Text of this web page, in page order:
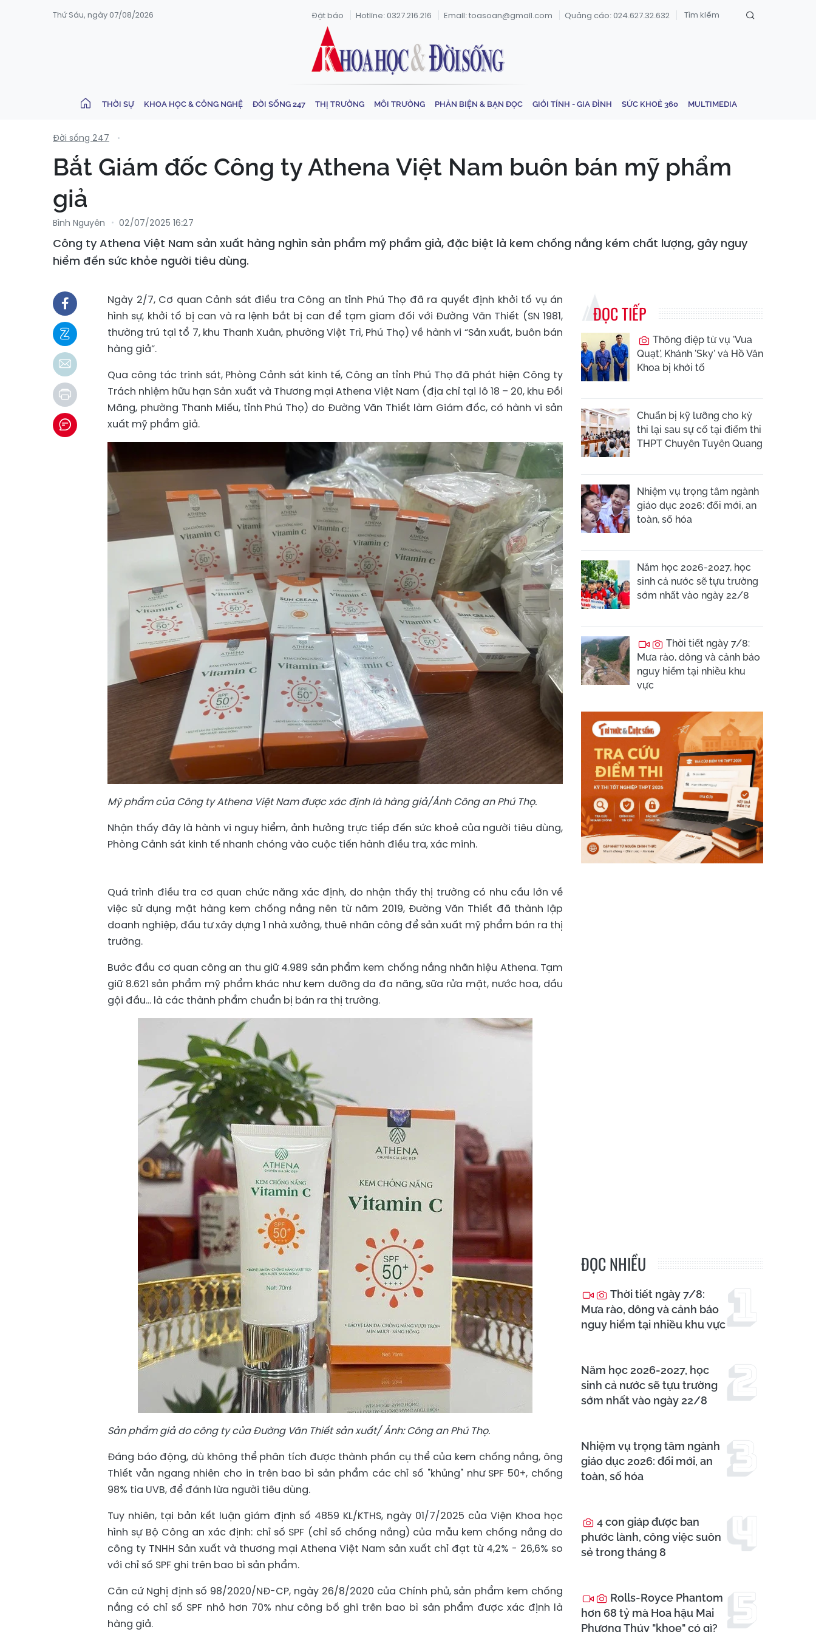
Thứ Sáu, ngày 07/08/2026 Đặt báo Hotline: 0327.216.216 Email: toasoan@gmail.com Quảng cáo: 024.627.32.632
THỜI SỰ KHOA HỌC & CÔNG NGHỆ ĐỜI SỐNG 247 THỊ TRƯỜNG MÔI TRƯỜNG PHẢN BIỆN & BẠN ĐỌC GIỚI TÍNH - GIA ĐÌNH SỨC KHOẺ 360 MULTIMEDIA
Đời sống 247
Bắt Giám đốc Công ty Athena Việt Nam buôn bán mỹ phẩm
giả
Bình Nguyên 02/07/2025 16:27
Công ty Athena Việt Nam sản xuất hàng nghìn sản phẩm mỹ phẩm giả, đặc biệt là kem chống nắng kém chất lượng, gây nguy
hiểm đến sức khỏe người tiêu dùng.
Ngày 2/7, Cơ quan Cảnh sát điều tra Công an tỉnh Phú Thọ đã ra quyết định khởi tố vụ án
hình sự, khởi tố bị can và ra lệnh bắt bị can để tạm giam đối với Đường Văn Thiết (SN 1981,
thường trú tại tổ 7, khu Thanh Xuân, phường Việt Trì, Phú Thọ) về hành vi “Sản xuất, buôn bán
hàng giả”.
Qua công tác trinh sát, Phòng Cảnh sát kinh tế, Công an tỉnh Phú Thọ đã phát hiện Công ty
Trách nhiệm hữu hạn Sản xuất và Thương mại Athena Việt Nam (địa chỉ tại lô 18 – 20, khu Đồi
Măng, phường Thanh Miếu, tỉnh Phú Thọ) do Đường Văn Thiết làm Giám đốc, có hành vi sản
xuất mỹ phẩm giả.
Mỹ phẩm của Công ty Athena Việt Nam được xác định là hàng giả/Ảnh Công an Phú Thọ.
Nhận thấy đây là hành vi nguy hiểm, ảnh hưởng trực tiếp đến sức khoẻ của người tiêu dùng,
Phòng Cảnh sát kinh tế nhanh chóng vào cuộc tiến hành điều tra, xác minh.
Quá trình điều tra cơ quan chức năng xác định, do nhận thấy thị trường có nhu cầu lớn về
việc sử dụng mặt hàng kem chống nắng nên từ năm 2019, Đường Văn Thiết đã thành lập
doanh nghiệp, đầu tư xây dựng 1 nhà xưởng, thuê nhân công để sản xuất mỹ phẩm bán ra thị
trường.
Bước đầu cơ quan công an thu giữ 4.989 sản phẩm kem chống nắng nhãn hiệu Athena. Tạm
giữ 8.621 sản phẩm mỹ phẩm khác như kem dưỡng da đa năng, sữa rửa mặt, nước hoa, dầu
gội đầu… là các thành phẩm chuẩn bị bán ra thị trường.
Sản phẩm giả do công ty của Đường Văn Thiết sản xuất/ Ảnh: Công an Phú Thọ.
Đáng báo động, dù không thể phân tích được thành phần cụ thể của kem chống nắng, ông
Thiết vẫn ngang nhiên cho in trên bao bì sản phẩm các chỉ số "khủng" như SPF 50+, chống
98% tia UVB, để đánh lừa người tiêu dùng.
Tuy nhiên, tại bản kết luận giám định số 4859 KL/KTHS, ngày 01/7/2025 của Viện Khoa học
hình sự Bộ Công an xác định: chỉ số SPF (chỉ số chống nắng) của mẫu kem chống nắng do
công ty TNHH Sản xuất và thương mại Athena Việt Nam sản xuất chỉ đạt từ 4,2% - 26,6% so
với chỉ số SPF ghi trên bao bì sản phẩm.
Căn cứ Nghị định số 98/2020/NĐ-CP, ngày 26/8/2020 của Chính phủ, sản phẩm kem chống
nắng có chỉ số SPF nhỏ hơn 70% như công bố ghi trên bao bì sản phẩm được xác định là
hàng giả.
ĐỌC TIẾP
Thông điệp từ vụ 'Vua
Quạt', Khánh 'Sky' và Hồ Văn
Khoa bị khởi tố
Chuẩn bị kỹ lưỡng cho kỳ
thi lại sau sự cố tại điểm thi
THPT Chuyên Tuyên Quang
Nhiệm vụ trọng tâm ngành
giáo dục 2026: đổi mới, an
toàn, số hóa
Năm học 2026-2027, học
sinh cả nước sẽ tựu trường
sớm nhất vào ngày 22/8
Thời tiết ngày 7/8:
Mưa rào, dông và cảnh báo
nguy hiểm tại nhiều khu
vực
ĐỌC NHIỀU
Thời tiết ngày 7/8:
Mưa rào, dông và cảnh báo
nguy hiểm tại nhiều khu vực
Năm học 2026-2027, học
sinh cả nước sẽ tựu trường
sớm nhất vào ngày 22/8
Nhiệm vụ trọng tâm ngành
giáo dục 2026: đổi mới, an
toàn, số hóa
4 con giáp được ban
phước lành, công việc suôn
sẻ trong tháng 8
Rolls-Royce Phantom
hơn 68 tỷ mà Hoa hậu Mai
Phương Thúy "khoe" có gì?